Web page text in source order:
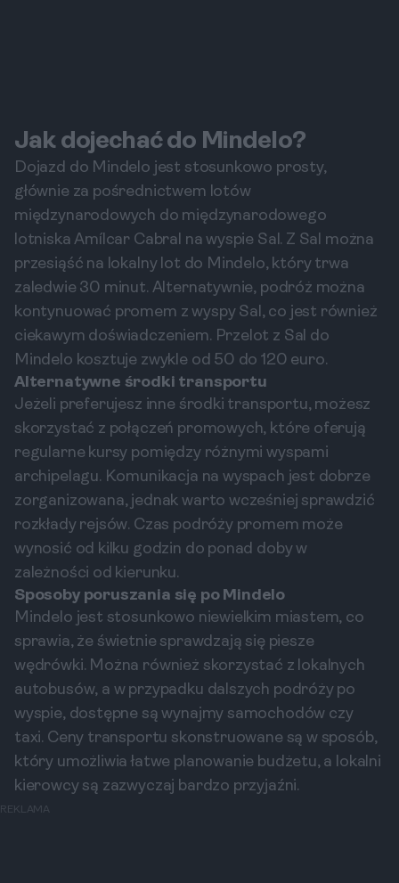
Jak dojechać do Mindelo?
Dojazd do Mindelo jest stosunkowo prosty,
głównie za pośrednictwem lotów
międzynarodowych do międzynarodowego
lotniska Amílcar Cabral na wyspie Sal. Z Sal można
przesiąść na lokalny lot do Mindelo, który trwa
zaledwie 30 minut. Alternatywnie, podróż można
kontynuować promem z wyspy Sal, co jest również
ciekawym doświadczeniem. Przelot z Sal do
Mindelo kosztuje zwykle od 50 do 120 euro.
Alternatywne środki transportu
Jeżeli preferujesz inne środki transportu, możesz
skorzystać z połączeń promowych, które oferują
regularne kursy pomiędzy różnymi wyspami
archipelagu. Komunikacja na wyspach jest dobrze
zorganizowana, jednak warto wcześniej sprawdzić
rozkłady rejsów. Czas podróży promem może
wynosić od kilku godzin do ponad doby w
zależności od kierunku.
Sposoby poruszania się po Mindelo
Mindelo jest stosunkowo niewielkim miastem, co
sprawia, że świetnie sprawdzają się piesze
wędrówki. Można również skorzystać z lokalnych
autobusów, a w przypadku dalszych podróży po
wyspie, dostępne są wynajmy samochodów czy
taxi. Ceny transportu skonstruowane są w sposób,
który umożliwia łatwe planowanie budżetu, a lokalni
kierowcy są zazwyczaj bardzo przyjaźni.
REKLAMA